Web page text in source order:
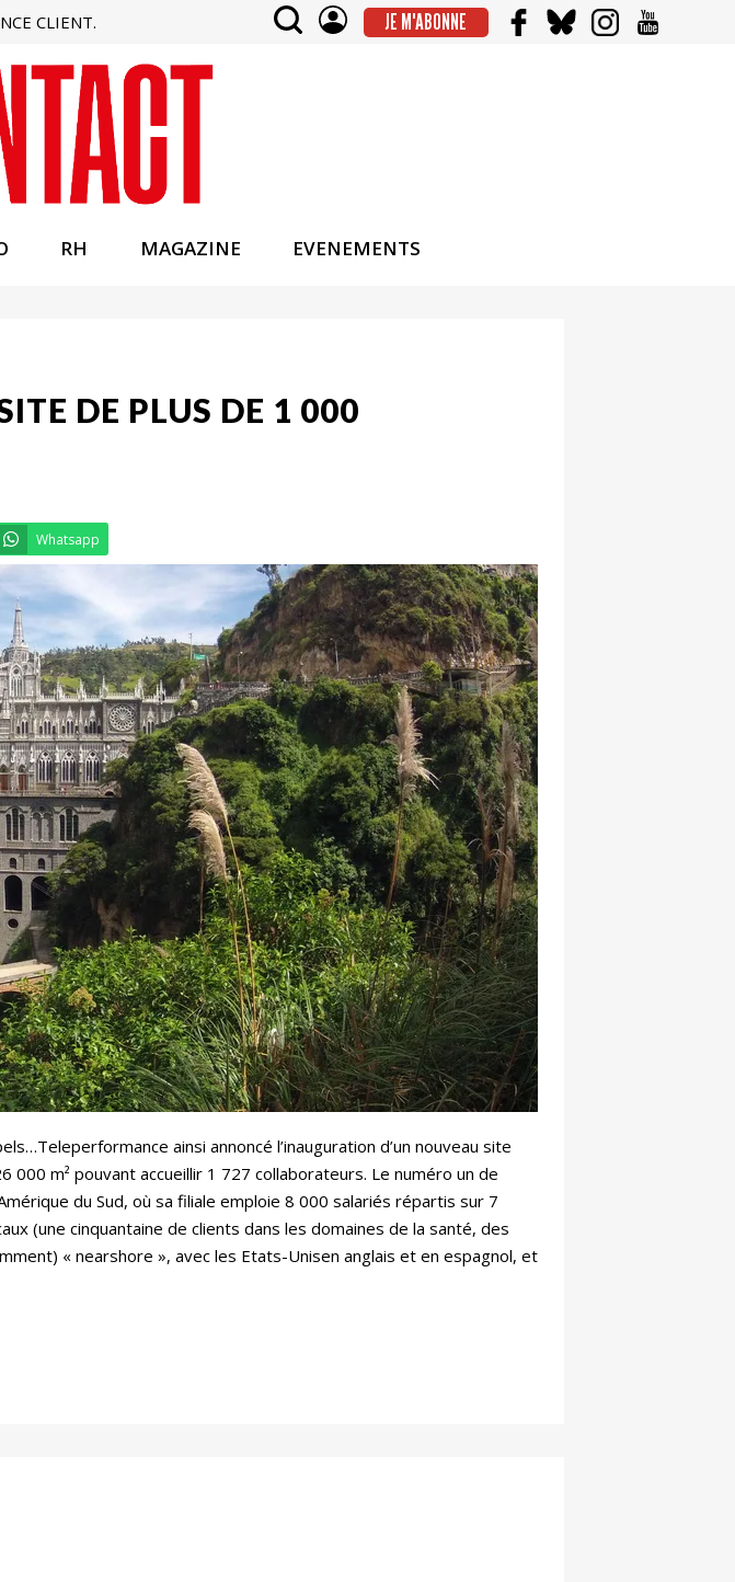
CLIENT. JE M'ABONNE
RH MAGAZINE EVENEMENTS
DE PLUS DE 1 000
Bluesky Whatsapp
ainsi annoncé l’inauguration d’un nouveau site
m² pouvant accueillir 1 727 collaborateurs. Le numéro un de
du Sud, où sa filiale emploie 8 000 salariés répartis sur 7
(une cinquantaine de clients dans les domaines de la santé, des
« nearshore », avec les Etats-Unisen anglais et en espagnol, et